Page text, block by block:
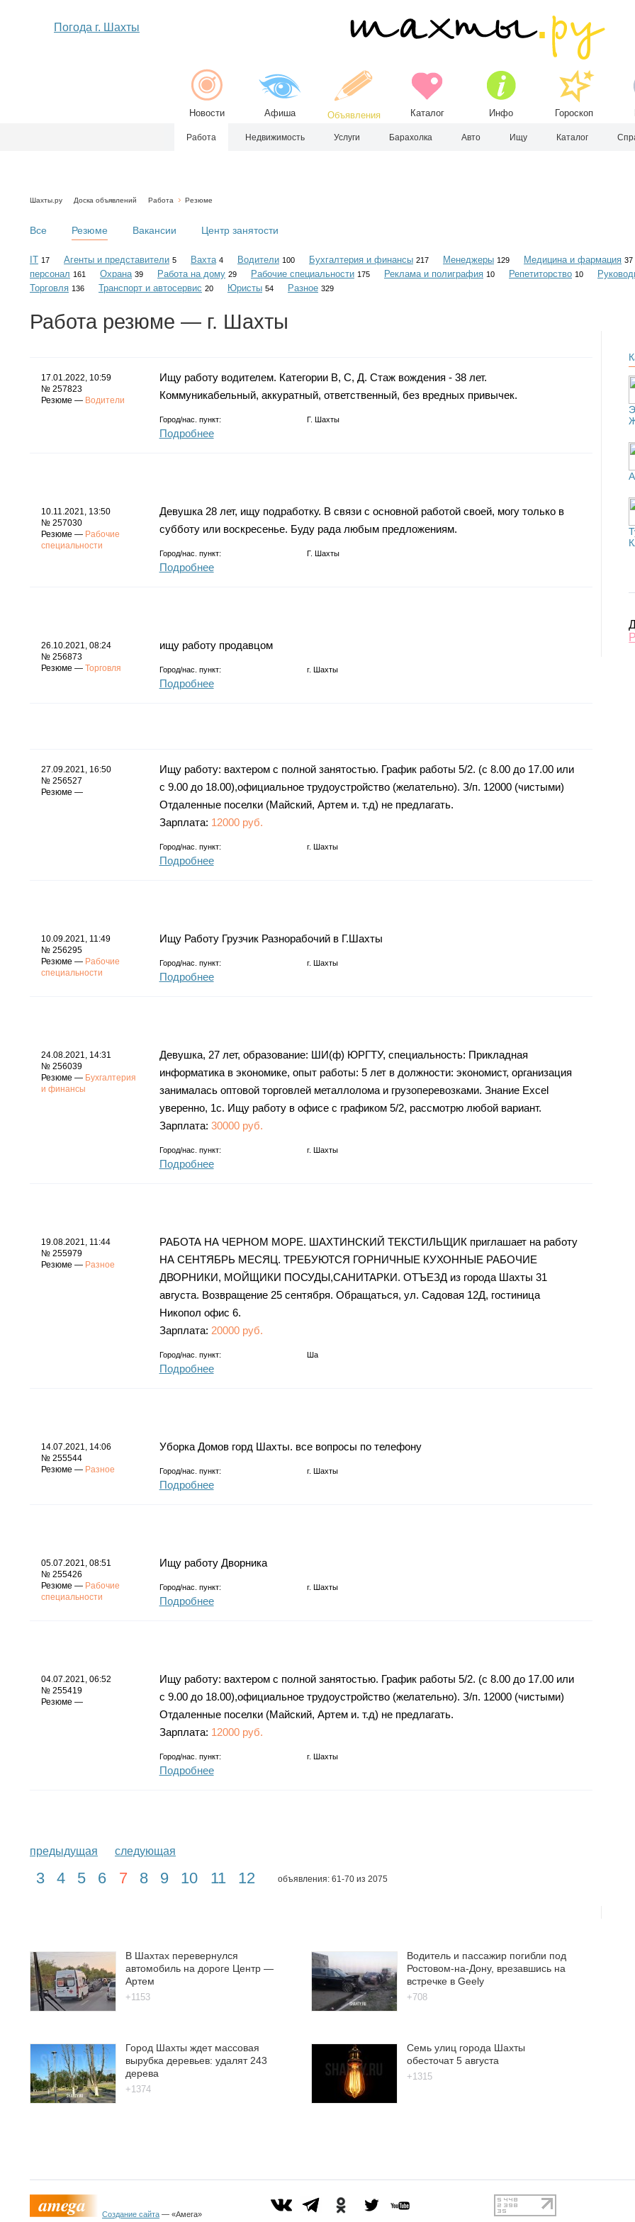
Погода г. Шахты
Новости Афиша Объявления Каталог Инфо Гороскоп
Работа Недвижимость Услуги Барахолка Авто Ищу Каталог
Шахты.ру Доска объявлений Работа Резюме
Все Резюме Вакансии Центр занятости
IT 17 Агенты и представители 5 Вахта 4 Водители 100 Бухгалтерия и финансы 217 Менеджеры 129 Медицина и фармация 37
персонал 161 Охрана 39 Работа на дому 29 Рабочие специальности 175 Реклама и полиграфия 10 Репетиторство 10
Торговля 136 Транспорт и автосервис 20 Юристы 54 Разное 329
Работа резюме — г. Шахты
17.01.2022, 10:59
№ 257823
Резюме — Водители
Ищу работу водителем. Категории В, С, Д. Стаж вождения - 38 лет.
Коммуникабельный, аккуратный, ответственный, без вредных привычек.
Город/нас. пункт: Г. Шахты
Подробнее
10.11.2021, 13:50
№ 257030
Резюме — Рабочие
специальности
Девушка 28 лет, ищу подработку. В связи с основной работой своей, могу только в
субботу или воскресенье. Буду рада любым предложениям.
Город/нас. пункт: Г. Шахты
Подробнее
26.10.2021, 08:24
№ 256873
Резюме — Торговля
ищу работу продавцом
Город/нас. пункт: г. Шахты
Подробнее
27.09.2021, 16:50
№ 256527
Резюме —
Ищу работу: вахтером с полной занятостью. График работы 5/2. (с 8.00 до 17.00 или
с 9.00 до 18.00),официальное трудоустройство (желательно). З/п. 12000 (чистыми)
Отдаленные поселки (Майский, Артем и. т.д) не предлагать.
Зарплата: 12000 руб.
Город/нас. пункт: г. Шахты
Подробнее
10.09.2021, 11:49
№ 256295
Резюме — Рабочие
специальности
Ищу Работу Грузчик Разнорабочий в Г.Шахты
Город/нас. пункт: г. Шахты
Подробнее
24.08.2021, 14:31
№ 256039
Резюме — Бухгалтерия
и финансы
Девушка, 27 лет, образование: ШИ(ф) ЮРГТУ, специальность: Прикладная
информатика в экономике, опыт работы: 5 лет в должности: экономист, организация
занималась оптовой торговлей металлолома и грузоперевозками. Знание Excel
уверенно, 1с. Ищу работу в офисе с графиком 5/2, рассмотрю любой вариант.
Зарплата: 30000 руб.
Город/нас. пункт: г. Шахты
Подробнее
19.08.2021, 11:44
№ 255979
Резюме — Разное
РАБОТА НА ЧЕРНОМ МОРЕ. ШАХТИНСКИЙ ТЕКСТИЛЬЩИК приглашает на работу
НА СЕНТЯБРЬ МЕСЯЦ. ТРЕБУЮТСЯ ГОРНИЧНЫЕ КУХОННЫЕ РАБОЧИЕ
ДВОРНИКИ, МОЙЩИКИ ПОСУДЫ,САНИТАРКИ. ОТЪЕЗД из города Шахты 31
августа. Возвращение 25 сентября. Обращаться, ул. Садовая 12Д, гостиница
Никопол офис 6.
Зарплата: 20000 руб.
Город/нас. пункт: Ша
Подробнее
14.07.2021, 14:06
№ 255544
Резюме — Разное
Уборка Домов горд Шахты. все вопросы по телефону
Город/нас. пункт: г. Шахты
Подробнее
05.07.2021, 08:51
№ 255426
Резюме — Рабочие
специальности
Ищу работу Дворника
Город/нас. пункт: г. Шахты
Подробнее
04.07.2021, 06:52
№ 255419
Резюме —
Ищу работу: вахтером с полной занятостью. График работы 5/2. (с 8.00 до 17.00 или
с 9.00 до 18.00),официальное трудоустройство (желательно). З/п. 12000 (чистыми)
Отдаленные поселки (Майский, Артем и. т.д) не предлагать.
Зарплата: 12000 руб.
Город/нас. пункт: г. Шахты
Подробнее
предыдущая следующая
3 4 5 6 7 8 9 10 11 12 объявления: 61-70 из 2075
В Шахтах перевернулся
автомобиль на дороге Центр —
Артем
+1153
Водитель и пассажир погибли под
Ростовом-на-Дону, врезавшись на
встречке в Geely
+708
Город Шахты ждет массовая
вырубка деревьев: удалят 243
дерева
+1374
Семь улиц города Шахты
обесточат 5 августа
+1315
Создание сайта — «Амега»